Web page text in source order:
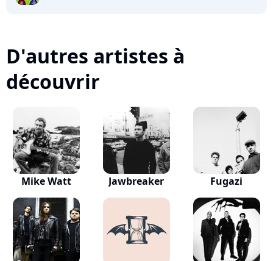
D'autres artistes à
découvrir
Mike Watt Jawbreaker Fugazi